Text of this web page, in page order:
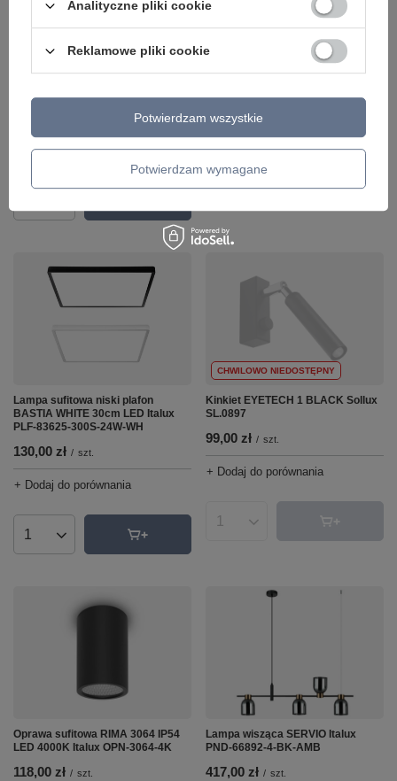
+ Dodaj do porównania
Ilość produktów
Oprawa sufitowa ALTISMA LED
Italux CLN-6677-75-WH-3K
146,00 zł
Ilość produktów
Lampa sufitowa niski plafon
BASTIA WHITE 30cm LED Italux
PLF-83625-300S-24W-WH
130,00 zł / szt.
+ Dodaj do porównania
Ilość produktów
CHWILOWO NIEDOSTĘPNY
Kinkiet EYETECH 1 BLACK Sollux
SL.0897
99,00 zł / szt.
+ Dodaj do porównania
Ilość produktów
Oprawa sufitowa RIMA 3064 IP54
LED 4000K Italux OPN-3064-4K
118,00 zł / szt.
Lampa wisząca SERVIO Italux
PND-66892-4-BK-AMB
417,00 zł / szt.
Analityczne pliki cookie
Reklamowe pliki cookie
Potwierdzam wymagane
Potwierdzam wszystkie